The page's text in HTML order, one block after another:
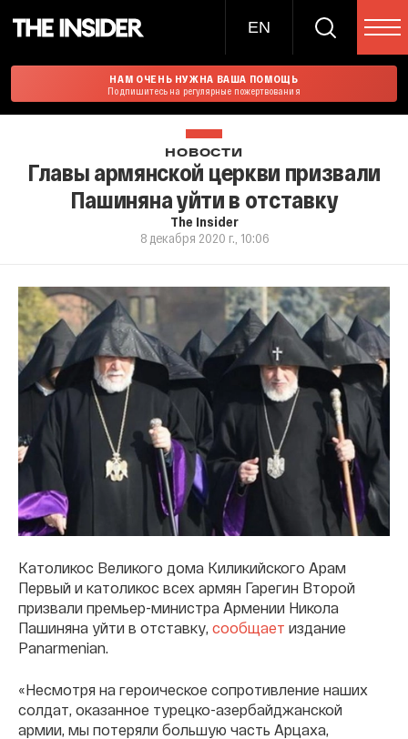
EN
НАМ ОЧЕНЬ НУЖНА ВАША ПОМОЩЬ
Подпишитесь на регулярные пожертвования
НОВОСТИ
Главы армянской церкви призвали
Пашиняна уйти в отставку
The Insider
8 декабря 2020 г., 10:06
Католикос Великого дома Киликийского Арам
Первый и католикос всех армян Гарегин Второй
призвали премьер-министра Армении Никола
Пашиняна уйти в отставку, сообщает издание
Panarmenian.
«Несмотря на героическое сопротивление наших
солдат, оказанное турецко-азербайджанской
армии, мы потеряли большую часть Арцаха,